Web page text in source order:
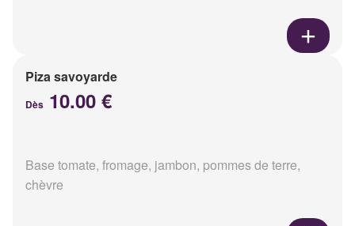
Piza savoyarde
Dès 10.00 €
Base tomate, fromage, jambon, pommes de terre,
chèvre